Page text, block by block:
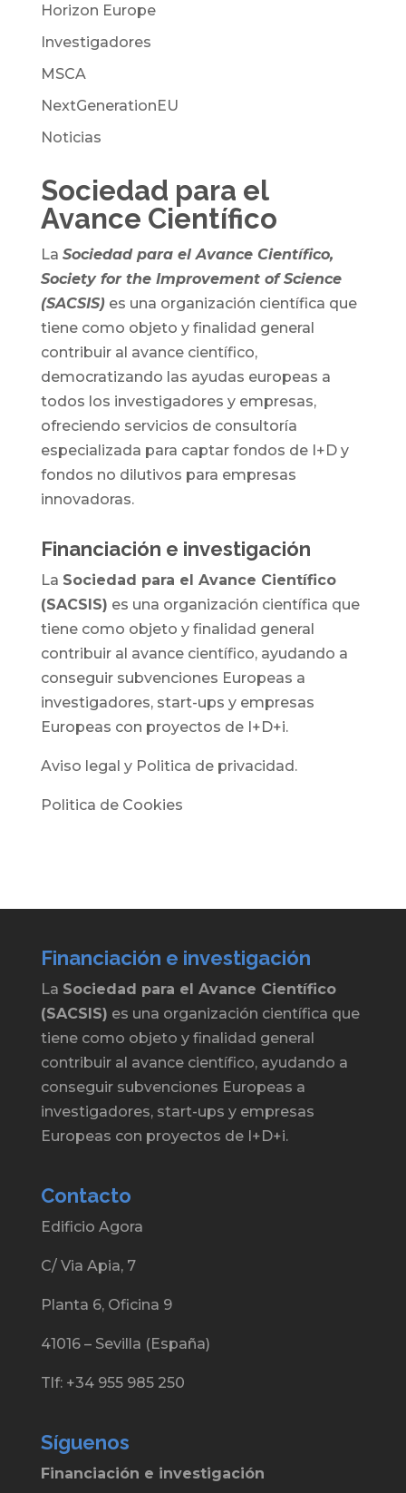
Horizon Europe
Investigadores
MSCA
NextGenerationEU
Noticias
Sociedad para el
Avance Científico
La Sociedad para el Avance Científico,
Society for the Improvement of Science
(SACSIS)es una organización científica que
tiene como objeto y finalidad general
contribuir al avance científico,
democratizando las ayudas europeas a
todos los investigadores y empresas,
ofreciendo servicios de consultoría
especializada para captar fondos de I+D y
fondos no dilutivos para empresas
innovadoras.
Financiación e investigación
La Sociedad para el Avance Científico
(SACSIS) es una organización científica que
tiene como objeto y finalidad general
contribuir al avance científico, ayudando a
conseguir subvenciones Europeas a
investigadores, start-ups y empresas
Europeas con proyectos de I+D+i.
Aviso legal y Politica de privacidad.
Politica de Cookies
Financiación e investigación
La Sociedad para el Avance Científico
(SACSIS) es una organización científica que
tiene como objeto y finalidad general
contribuir al avance científico, ayudando a
conseguir subvenciones Europeas a
investigadores, start-ups y empresas
Europeas con proyectos de I+D+i.
Contacto
Edificio Agora
C/ Via Apia, 7
Planta 6, Oficina 9
41016 – Sevilla (España)
Tlf: +34 955 985 250
Síguenos
Financiación e investigación